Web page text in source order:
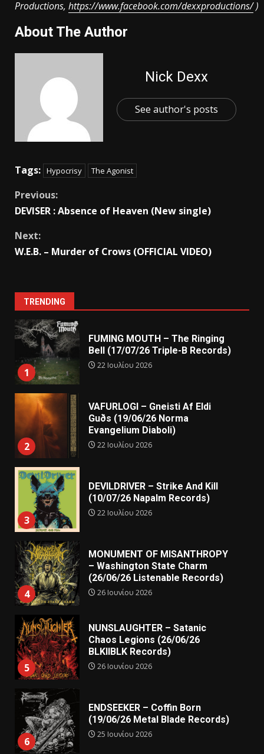
Productions, https://www.facebook.com/dexxproductions/)
About The Author
Nick Dexx
See author's posts
Tags: Hypocrisy The Agonist
Previous:
DEVISER : Absence of Heaven (New single)
Next:
W.E.B. – Murder of Crows (OFFICIAL VIDEO)
TRENDING
1
FUMING MOUTH – The Ringing
Bell (17/07/26 Triple-B Records)
22 Ιουλίου 2026
2
VAFURLOGI – Gneisti Af Eldi
Guðs (19/06/26 Norma
Evangelium Diaboli)
22 Ιουλίου 2026
3
DEVILDRIVER – Strike And Kill
(10/07/26 Napalm Records)
22 Ιουλίου 2026
4
MONUMENT OF MISANTHROPY
– Washington State Charm
(26/06/26 Listenable Records)
26 Ιουνίου 2026
5
NUNSLAUGHTER – Satanic
Chaos Legions (26/06/26
BLKIIBLK Records)
26 Ιουνίου 2026
6
ENDSEEKER – Coffin Born
(19/06/26 Metal Blade Records)
25 Ιουνίου 2026